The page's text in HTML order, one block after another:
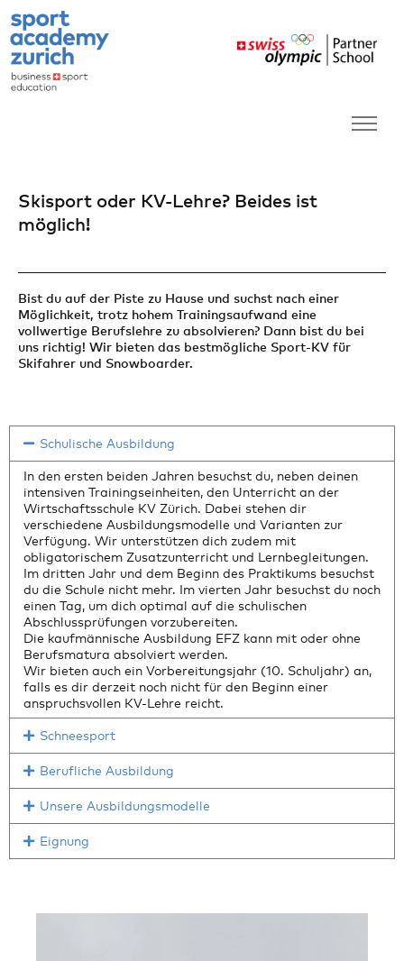
Skisport oder KV-Lehre? Beides ist
möglich!
Bist du auf der Piste zu Hause und suchst nach einer
Möglichkeit, trotz hohem Trainingsaufwand eine
vollwertige Berufslehre zu absolvieren? Dann bist du bei
uns richtig! Wir bieten das bestmögliche Sport-KV für
Skifahrer und Snowboarder.
Schulische Ausbildung
In den ersten beiden Jahren besuchst du, neben deinen
intensiven Trainingseinheiten, den Unterricht an der
Wirtschaftsschule KV Zürich. Dabei stehen dir
verschiedene Ausbildungsmodelle und Varianten zur
Verfügung. Wir unterstützen dich zudem mit
obligatorischem Zusatzunterricht und Lernbegleitungen.
Im dritten Jahr und dem Beginn des Praktikums besuchst
du die Schule nicht mehr. Im vierten Jahr besuchst du noch
einen Tag, um dich optimal auf die schulischen
Abschlussprüfungen vorzubereiten.
Die kaufmännische Ausbildung EFZ kann mit oder ohne
Berufsmatura absolviert werden.
Wir bieten auch ein Vorbereitungsjahr (10. Schuljahr) an,
falls es dir derzeit noch nicht für den Beginn einer
anspruchsvollen KV-Lehre reicht.
Schneesport
Berufliche Ausbildung
Unsere Ausbildungsmodelle
Eignung